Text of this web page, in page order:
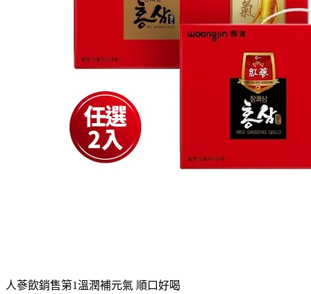
人蔘飲銷售第1溫潤補元氣 順口好喝